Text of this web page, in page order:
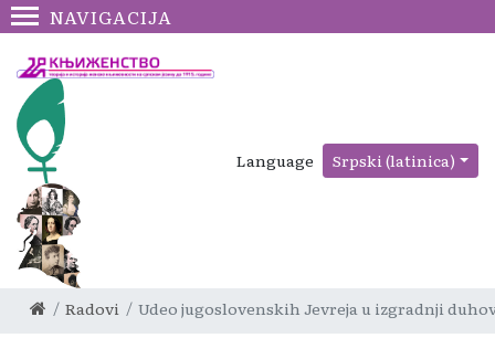
NAVIGACIJA
Language Srpski (latinica)
Radovi Udeo jugoslovenskih Jevreja u izgradnji